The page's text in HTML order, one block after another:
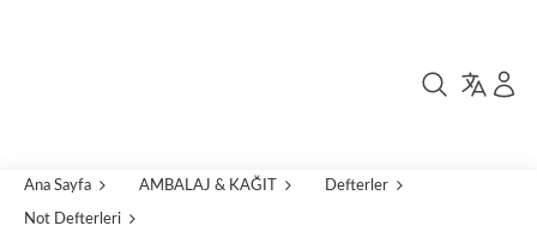
Ana Sayfa AMBALAJ & KAĞIT Defterler
Not Defterleri